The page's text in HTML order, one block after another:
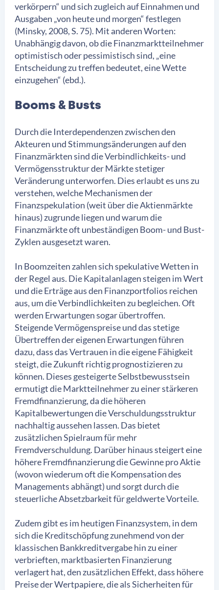
verkörpern“ und sich zugleich auf Einnahmen und
Ausgaben „von heute und morgen“ festlegen
(Minsky, 2008, S. 75). Mit anderen Worten:
Unabhängig davon, ob die Finanzmarktteilnehmer
optimistisch oder pessimistisch sind, „eine
Entscheidung zu treffen bedeutet, eine Wette
einzugehen“ (ebd.).
Booms & Busts
Durch die Interdependenzen zwischen den
Akteuren und Stimmungsänderungen auf den
Finanzmärkten sind die Verbindlichkeits- und
Vermögensstruktur der Märkte stetiger
Veränderung unterworfen. Dies erlaubt es uns zu
verstehen, welche Mechanismen der
Finanzspekulation (weit über die Aktienmärkte
hinaus) zugrunde liegen und warum die
Finanzmärkte oft unbeständigen Boom- und Bust-
Zyklen ausgesetzt waren.
In Boomzeiten zahlen sich spekulative Wetten in
der Regel aus. Die Kapitalanlagen steigen im Wert
und die Erträge aus den Finanzportfolios reichen
aus, um die Verbindlichkeiten zu begleichen. Oft
werden Erwartungen sogar übertroffen.
Steigende Vermögenspreise und das stetige
Übertreffen der eigenen Erwartungen führen
dazu, dass das Vertrauen in die eigene Fähigkeit
steigt, die Zukunft richtig prognostizieren zu
können. Dieses gesteigerte Selbstbewusstsein
ermutigt die Marktteilnehmer zu einer stärkeren
Fremdfinanzierung, da die höheren
Kapitalbewertungen die Verschuldungsstruktur
nachhaltig aussehen lassen. Das bietet
zusätzlichen Spielraum für mehr
Fremdverschuldung. Darüber hinaus steigert eine
höhere Fremdfinanzierung die Gewinne pro Aktie
(wovon wiederum oft die Kompensation des
Managements abhängt) und sorgt durch die
steuerliche Absetzbarkeit für geldwerte Vorteile.
Zudem gibt es im heutigen Finanzsystem, in dem
sich die Kreditschöpfung zunehmend von der
klassischen Bankkreditvergabe hin zu einer
verbrieften, marktbasierten Finanzierung
verlagert hat, den zusätzlichen Effekt, dass höhere
Preise der Wertpapiere, die als Sicherheiten für